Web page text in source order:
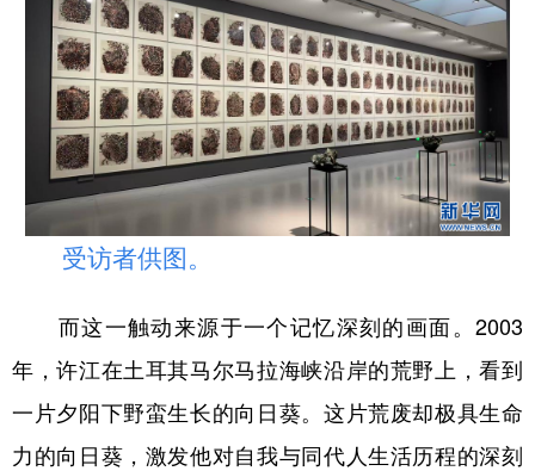
受访者供图。
而这一触动来源于一个记忆深刻的画面。2003
年，许江在土耳其马尔马拉海峡沿岸的荒野上，看到
一片夕阳下野蛮生长的向日葵。这片荒废却极具生命
力的向日葵，激发他对自我与同代人生活历程的深刻